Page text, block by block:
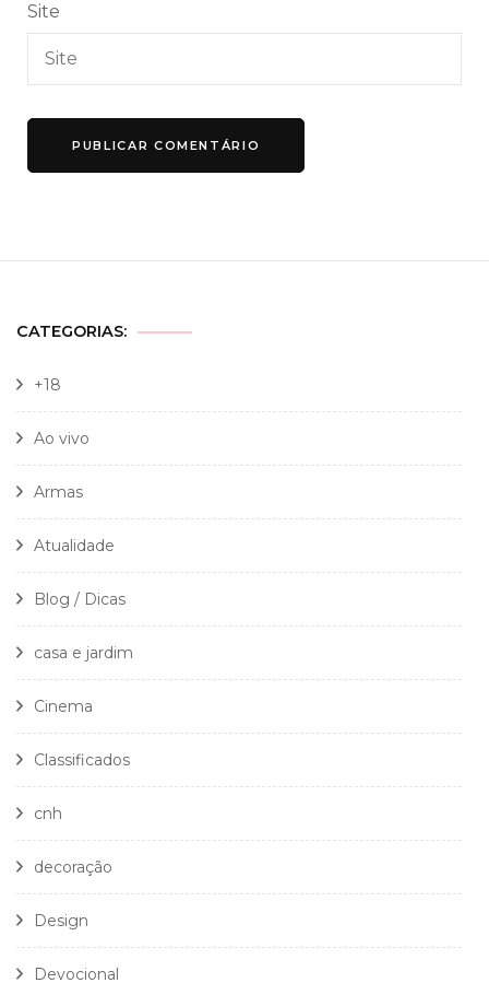
Site
CATEGORIAS:
+18
Ao vivo
Armas
Atualidade
Blog / Dicas
casa e jardim
Cinema
Classificados
cnh
decoração
Design
Devocional